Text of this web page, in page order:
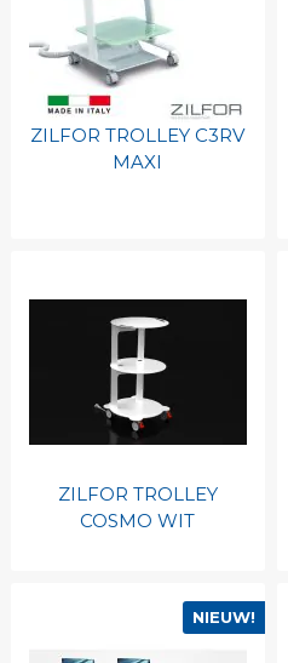
ZILFOR TROLLEY C3RV
MAXI
ZILFOR TROLLEY
COSMO WIT
NIEUW!